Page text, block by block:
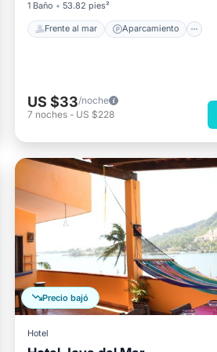
1 Baño 53.82 pies²
Frente al mar Aparcamiento
US $33/noche
7 noches - US $228
Precio bajó
Hotel